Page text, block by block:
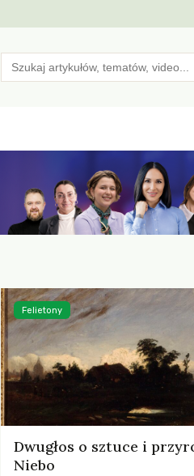
Search
for:
Dwugłos o sztuce i
Niebo
Felietony